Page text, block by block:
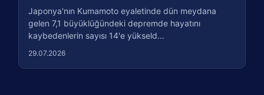
Japonya'nın Kumamoto eyaletinde dün meydana
gelen 7,1 büyüklüğündeki depremde hayatını
kaybedenlerin sayısı 14'e yükseld...
29.07.2026